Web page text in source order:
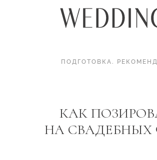
ПОДГОТОВКА.
КАК
НА СВАДЕБНЫХ